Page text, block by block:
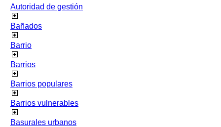
Autoridad de gestión
Bañados
Barrio
Barrios
Barrios populares
Barrios vulnerables
Basurales urbanos